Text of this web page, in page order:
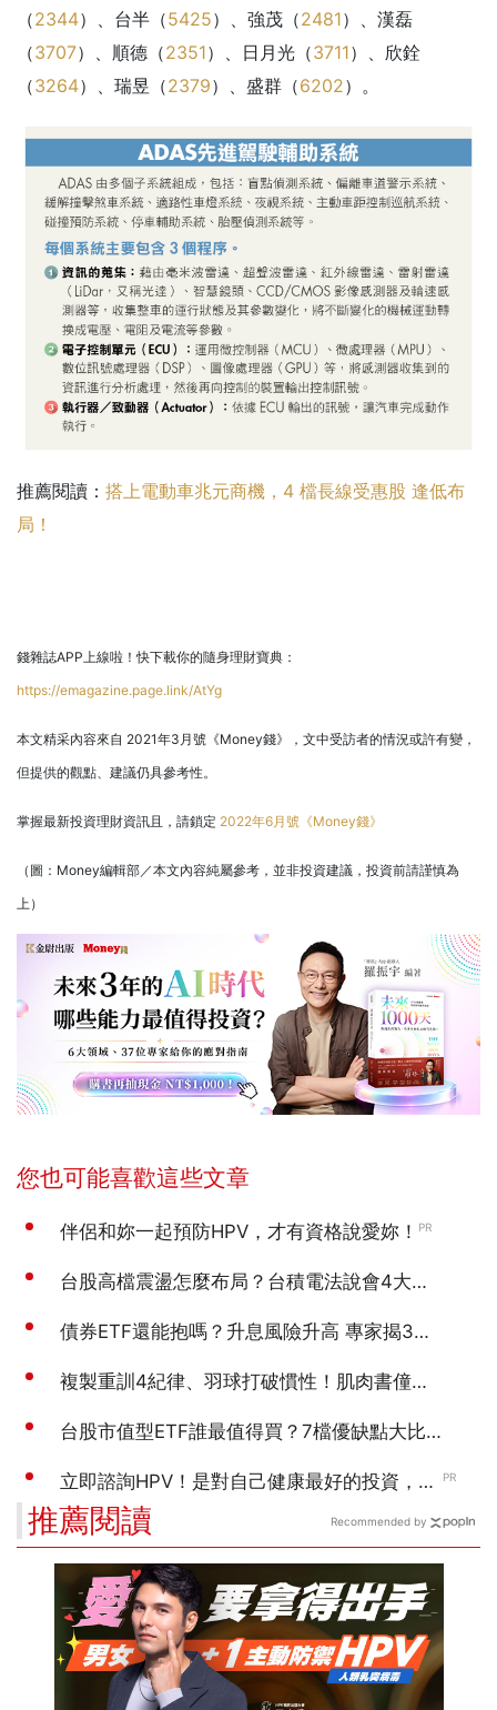
（2344）、台半（5425）、強茂（2481）、漢磊
（3707）、順德（2351）、日月光（3711）、欣銓
（3264）、瑞昱（2379）、盛群（6202）。
推薦閱讀： 搭上電動車兆元商機，4 檔長線受惠股 逢低布
局！
錢雜誌APP上線啦！快下載你的隨身理財寶典：
https://emagazine.page.link/AtYg
本文精采內容來自 2021年3月號《Money錢》，文中受訪者的情況或許有變，
但提供的觀點、建議仍具參考性。
掌握最新投資理財資訊且，請鎖定 2022年6月號《Money錢》
（圖：Money編輯部／本文內容純屬參考，並非投資建議，投資前請謹慎為
上）
推薦閱讀 Recommended by